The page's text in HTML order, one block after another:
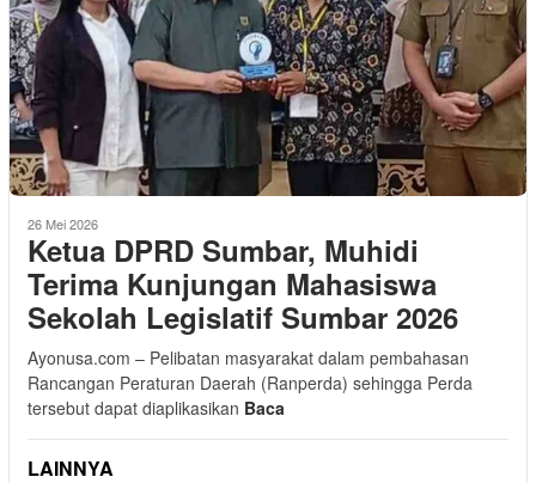
26 Mei 2026
Ketua DPRD Sumbar, Muhidi
Terima Kunjungan Mahasiswa
Sekolah Legislatif Sumbar 2026
Ayonusa.com – Pelibatan masyarakat dalam pembahasan
Rancangan Peraturan Daerah (Ranperda) sehingga Perda
tersebut dapat diaplikasikan Baca
LAINNYA